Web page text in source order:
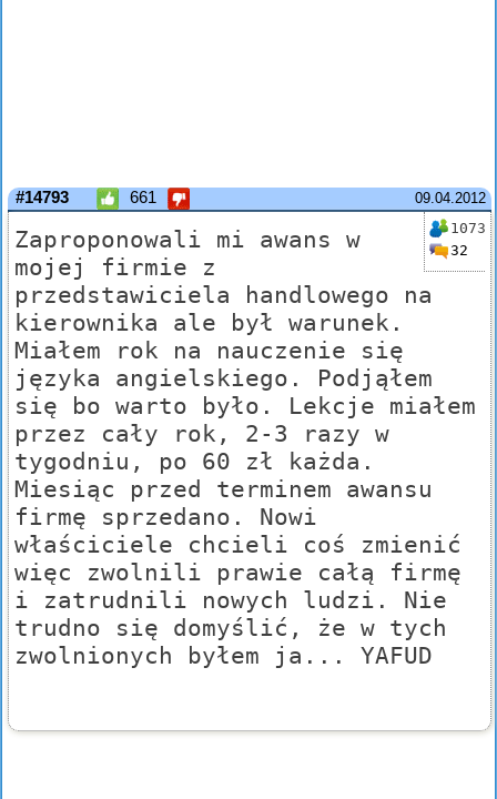
09.04.2012
#14793 661
1073
32
Zaproponowali mi awans w
mojej firmie z
przedstawiciela handlowego na
kierownika ale był warunek.
Miałem rok na nauczenie się
języka angielskiego. Podjąłem
się bo warto było. Lekcje miałem
przez cały rok, 2-3 razy w
tygodniu, po 60 zł każda.
Miesiąc przed terminem awansu
firmę sprzedano. Nowi
właściciele chcieli coś zmienić
więc zwolnili prawie całą firmę
i zatrudnili nowych ludzi. Nie
trudno się domyślić, że w tych
zwolnionych byłem ja... YAFUD